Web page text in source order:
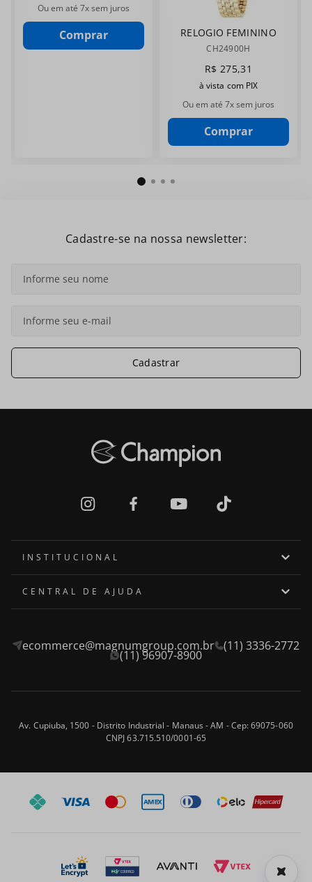
Ou em até 7x sem juros
Comprar
RELOGIO FEMININO
CHAMPION
CH24900H
R$ 275,31
à vista com PIX
Ou em até 7x sem juros
Comprar
Cadastre-se na nossa newsletter:
Cadastrar
INSTITUCIONAL
Quem somos
Privacidade e Segurança
CENTRAL DE AJUDA
Fale Conosco
Formas de Pagamento
Perguntas frequentes
ecommerce@magnumgroup.com.br (11) 3336-2772
(11) 96907-8900
Av. Cupiuba, 1500 - Distrito Industrial - Manaus - AM - Cep: 69075-060
CNPJ 63.715.510/0001-65